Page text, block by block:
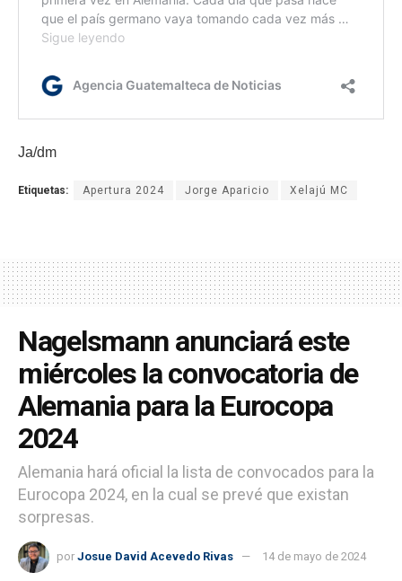
Ja/dm
Etiquetas: Apertura 2024 Jorge Aparicio Xelajú MC
Nagelsmann anunciará este
miércoles la convocatoria de
Alemania para la Eurocopa
2024
Alemania hará oficial la lista de convocados para la
Eurocopa 2024, en la cual se prevé que existan
sorpresas.
por Josue David Acevedo Rivas 14 de mayo de 2024